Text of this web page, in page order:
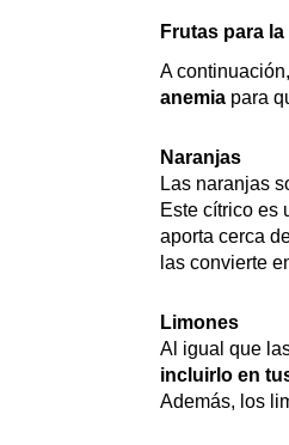
Frutas para
A
anemia para
Naranjas
Las naranjas
Este cítrico es
aporta cerca
las convierte
Limones
Al igual que
incluirlo en
Además, los